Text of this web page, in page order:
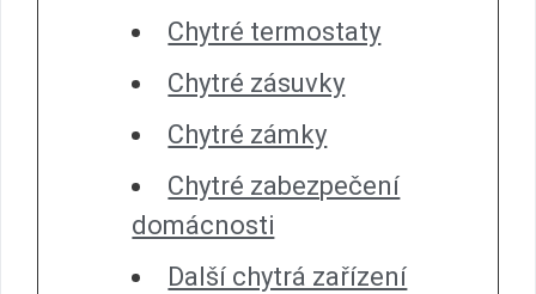
Chytré termostaty
Chytré zásuvky
Chytré zámky
Chytré zabezpečení
domácnosti
Další chytrá zařízení